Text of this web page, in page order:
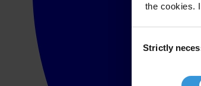
the cookies.
Selection
Strictly